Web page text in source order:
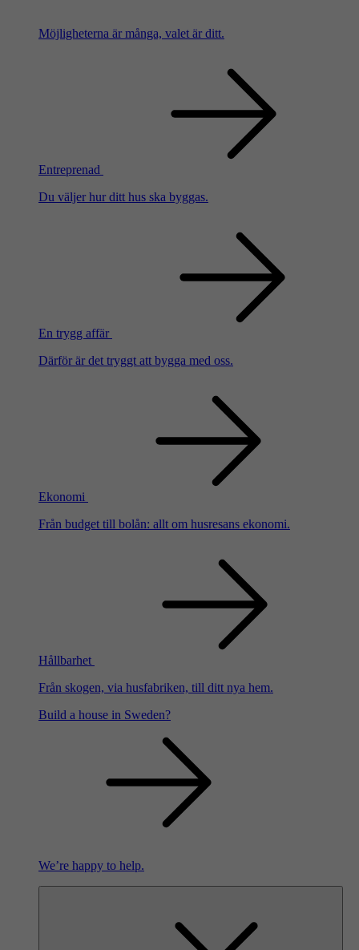
Möjligheterna är många, valet är ditt.
Entreprenad
Du väljer hur ditt hus ska byggas.
En trygg affär
Därför är det tryggt att bygga med oss.
Ekonomi
Från budget till bolån: allt om husresans ekonomi.
Hållbarhet
Från skogen, via husfabriken, till ditt nya hem.
Build a house in Sweden?
We’re happy to help.